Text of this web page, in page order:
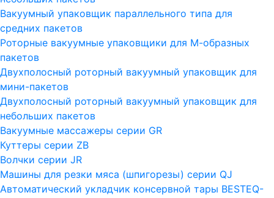
Вакуумный упаковщик параллельного типа для
средних пакетов
Роторные вакуумные упаковщики для М-образных
пакетов
Двухполосный роторный вакуумный упаковщик для
мини-пакетов
Двухполосный роторный вакуумный упаковщик для
небольших пакетов
Вакуумные массажеры серии GR
Куттеры серии ZB
Волчки серии JR
Машины для резки мяса (шпигорезы) серии QJ
Автоматический укладчик консервной тары BESTEQ-